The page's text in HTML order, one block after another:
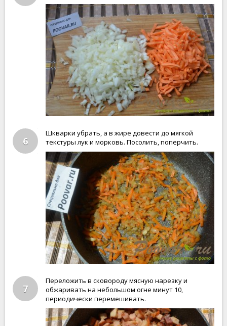
6
Шкварки убрать, а в жире довести до мягкой
текстуры лук и морковь. Посолить, поперчить.
7
Переложить в сковороду мясную нарезку и
обжаривать на небольшом огне минут 10,
периодически перемешивать.